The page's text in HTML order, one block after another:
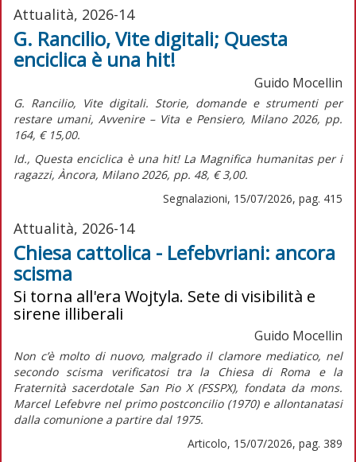
Attualità, 2026-14
G. Rancilio, Vite digitali; Questa
enciclica è una hit!
Guido Mocellin
G. Rancilio, Vite digitali. Storie, domande e strumenti per
restare umani, Avvenire – Vita e Pensiero, Milano 2026, pp.
164, € 15,00.
Id., Questa enciclica è una hit! La Magnifica humanitas per i
ragazzi, Àncora, Milano 2026, pp. 48, € 3,00.
Segnalazioni, 15/07/2026, pag. 415
Attualità, 2026-14
Chiesa cattolica - Lefebvriani: ancora
scisma
Si torna all'era Wojtyla. Sete di visibilità e
sirene illiberali
Guido Mocellin
Non c’è molto di nuovo, malgrado il clamore mediatico, nel
secondo scisma verificatosi tra la Chiesa di Roma e la
Fraternità sacerdotale San Pio X (FSSPX), fondata da mons.
Marcel Lefebvre nel primo postconcilio (1970) e allontanatasi
dalla comunione a partire dal 1975.
Articolo, 15/07/2026, pag. 389